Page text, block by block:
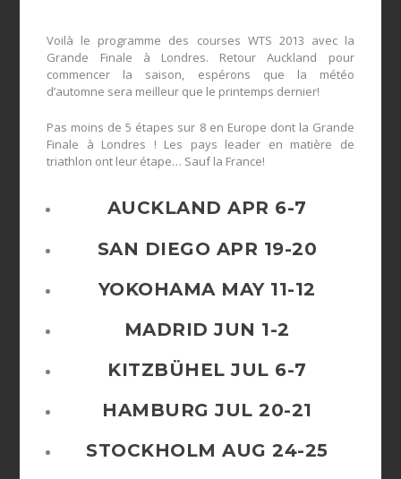
Voilà le programme des courses WTS 2013 avec la
Grande Finale à Londres. Retour Auckland pour
commencer la saison, espérons que la météo
d’automne sera meilleur que le printemps dernier!
Pas moins de 5 étapes sur 8 en Europe dont la Grande
Finale à Londres ! Les pays leader en matière de
triathlon ont leur étape… Sauf la France!
AUCKLAND APR 6-7
SAN DIEGO APR 19-20
YOKOHAMA MAY 11-12
MADRID JUN 1-2
KITZBÜHEL JUL 6-7
HAMBURG JUL 20-21
STOCKHOLM AUG 24-25